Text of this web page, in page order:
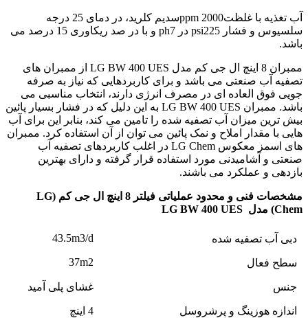
آب تغذیه با غلظتppm 2000سدیم کلرید، در دمای 25 درجه
سلسیوس و فشار psi225 در ph7 و با در صد ریکاوری 15 درصد می
باشد.
ممبران 8 اینچ ال جی کم مدل LG BW 400 UES از ممبران های
تصفیه آب صنعتی می باشد و برای کاربردهایی که نیاز به صرفه
جویی فوق العاده ای در مصرف انرژی دارند، انتخاب مناسبی می
باشد. ممبران LG BW 400 UES به این دلیل که در فشار بسیار پائین
بیش ترین میزان آب تصفیه شده را تامین می کند، بنابر این برای آب
هایی با مقدار املاح و نمک پائین می توان از آن استفاده کرد. ممبران
های اسمز معکوس LG Chem در اغلب کاربردهای تصفیه آب
صنعتی و آشامیدنی مورد استفاده قرار گرفته و دارای بهترین
بازدهی و عملکرد می باشند.
مشخصات فنی و محدود عملیاتی فیلتر 8 اینچ ال جی کم (LG
Chem) مدل LG BW 400 UES
دبی آب تصفیه شده 43.5m3/d
سطح فعال 37m2
جنس غشای پلی آمید
اندازه هوزینگ و پرشروسل 4 اینچ